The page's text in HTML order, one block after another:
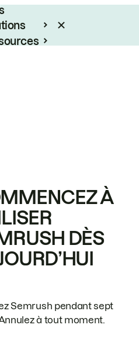
À
DÈS
Semrush pendant sept
à tout moment.